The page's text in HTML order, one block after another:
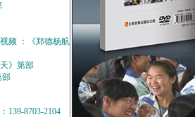
频 ：《郑德杨航
》第部
部
139-8703-2104